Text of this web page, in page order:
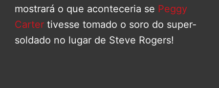
mostrará o que aconteceria se Peggy
Carter tivesse tomado o soro do super-
soldado no lugar de Steve Rogers!